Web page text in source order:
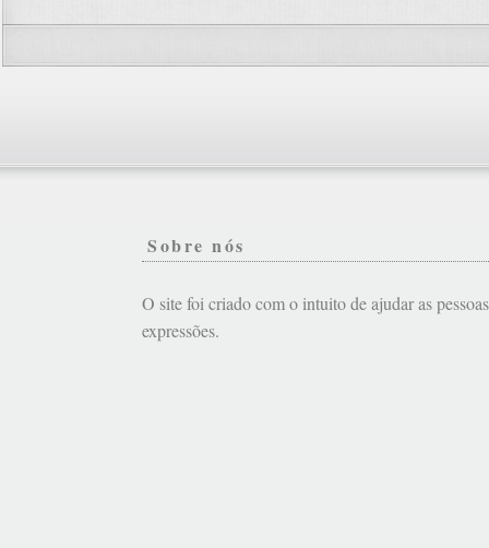
Sobre nós
O site foi criado com o intuito de ajudar as
expressões.